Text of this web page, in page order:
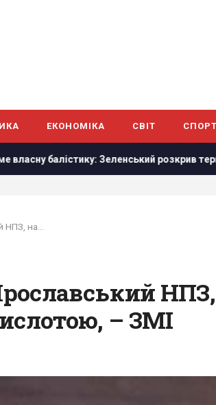
ЕКОНОМІКА СВІТ СПОРТ
Зеленський розкрив терміни
– ЗМІ